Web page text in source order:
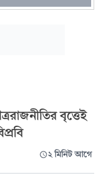
বৃত্তেই
২ মিনিট আগে